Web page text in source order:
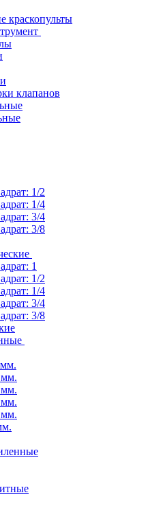
краскопульты
клапанов
1/2
1/4
3/4
3/8
1
1/2
1/4
3/4
3/8
мм.
мм.
мм.
мм.